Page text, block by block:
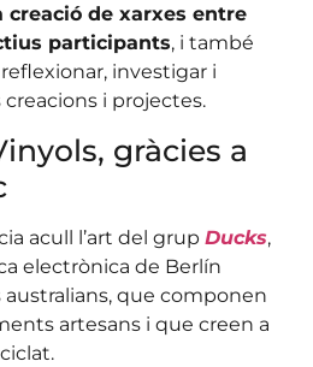
creació de xarxes entre
participants, i també
investigar i
i projectes.
gràcies a
acull l’art del grup Ducks,
electrònica de Berlín
que componen
artesans i que creen a